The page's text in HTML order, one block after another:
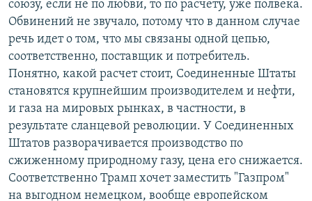
союзу, если не по любви, то по расчету, уже полвека.
Обвинений не звучало, потому что в данном случае
речь идет о том, что мы связаны одной цепью,
соответственно, поставщик и потребитель.
Понятно, какой расчет стоит, Соединенные Штаты
становятся крупнейшим производителем и нефти,
и газа на мировых рынках, в частности, в
результате сланцевой революции. У Соединенных
Штатов разворачивается производство по
сжиженному природному газу, цена его снижается.
Соответственно Трамп хочет заместить "Газпром"
на выгодном немецком, вообще европейском